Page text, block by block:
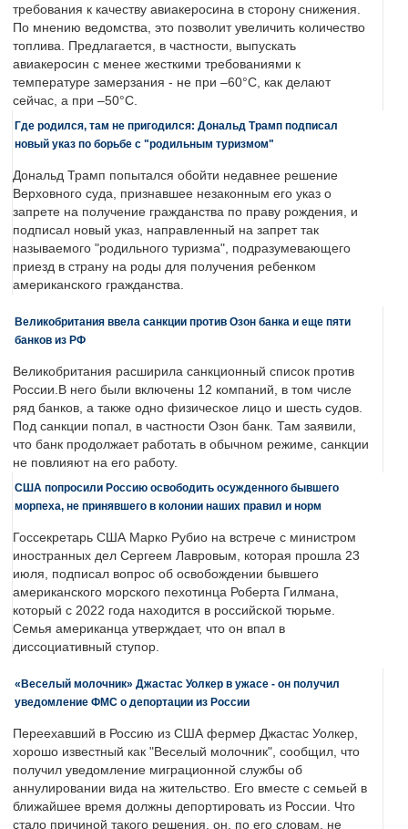
требования к качеству авиакеросина в сторону снижения.
По мнению ведомства, это позволит увеличить количество
топлива. Предлагается, в частности, выпускать
авиакеросин с менее жесткими требованиями к
температуре замерзания - не при –60°C, как делают
сейчас, а при –50°C.
Где родился, там не пригодился: Дональд Трамп подписал
новый указ по борьбе с "родильным туризмом"
Дональд Трамп попытался обойти недавнее решение
Верховного суда, признавшее незаконным его указ о
запрете на получение гражданства по праву рождения, и
подписал новый указ, направленный на запрет так
называемого "родильного туризма", подразумевающего
приезд в страну на роды для получения ребенком
американского гражданства.
Великобритания ввела санкции против Озон банка и еще пяти
банков из РФ
Великобритания расширила санкционный список против
России.В него были включены 12 компаний, в том числе
ряд банков, а также одно физическое лицо и шесть судов.
Под санкции попал, в частности Озон банк. Там заявили,
что банк продолжает работать в обычном режиме, санкции
не повлияют на его работу.
США попросили Россию освободить осужденного бывшего
морпеха, не принявшего в колонии наших правил и норм
Госсекретарь США Марко Рубио на встрече с министром
иностранных дел Сергеем Лавровым, которая прошла 23
июля, подписал вопрос об освобождении бывшего
американского морского пехотинца Роберта Гилмана,
который с 2022 года находится в российской тюрьме.
Семья американца утверждает, что он впал в
диссоциативный ступор.
«Веселый молочник» Джастас Уолкер в ужасе - он получил
уведомление ФМС о депортации из России
Переехавший в Россию из США фермер Джастас Уолкер,
хорошо известный как "Веселый молочник", сообщил, что
получил уведомление миграционной службы об
аннулировании вида на жительство. Его вместе с семьей в
ближайшее время должны депортировать из России. Что
стало причиной такого решения, он, по его словам, не